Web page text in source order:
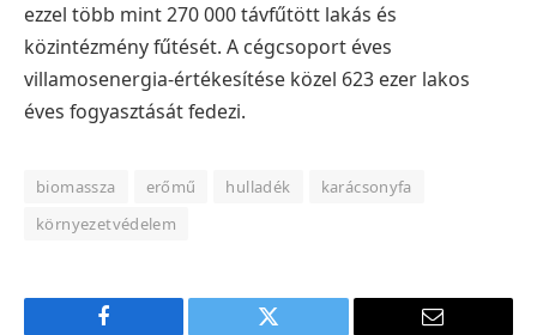
ezzel több mint 270 000 távfűtött lakás és
közintézmény fűtését. A cégcsoport éves
villamosenergia-értékesítése közel 623 ezer lakos
éves fogyasztását fedezi.
biomassza erőmű hulladék
karácsonyfa
környezetvédelem